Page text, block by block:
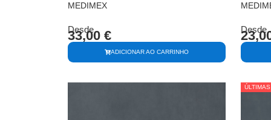
MEDIMEX
ADICIONAR AO CARRINHO
Desde
33,00 € Desde